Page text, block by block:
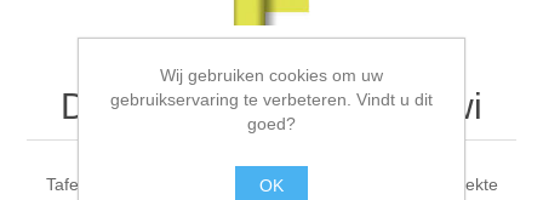
Dunicelrol 1.18 x 5 m Kiwi
Tafelpapier in goede kwaliteit, zorgt voor een mooi gedekte
Wij gebruiken cookies om uw
gebruikservaring te verbeteren. Vindt u dit
goed?
OK